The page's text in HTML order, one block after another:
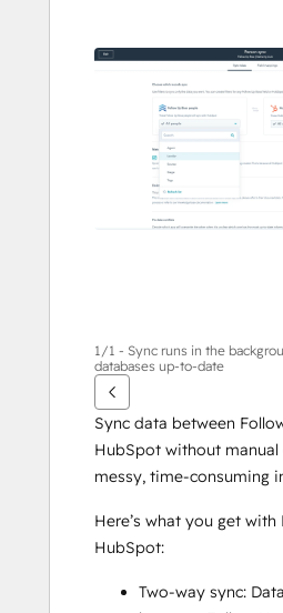
을
하
십
시
오.
1/1 - Sync runs in the
databases up-to-date
Sync data between
HubSpot without
messy, time-consuming
Here’s what you get with
HubSpot:
Two-way sync: